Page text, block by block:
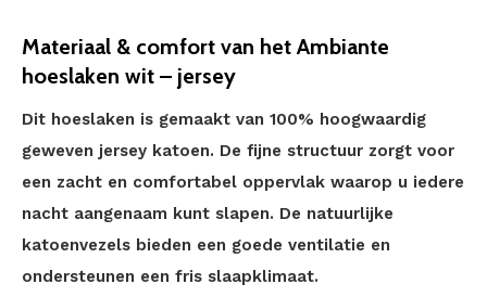
Materiaal & comfort van het Ambiante
hoeslaken wit – jersey
Dit hoeslaken is gemaakt van 100% hoogwaardig
geweven jersey katoen. De fijne structuur zorgt voor
een zacht en comfortabel oppervlak waarop u iedere
nacht aangenaam kunt slapen. De natuurlijke
katoenvezels bieden een goede ventilatie en
ondersteunen een fris slaapklimaat.